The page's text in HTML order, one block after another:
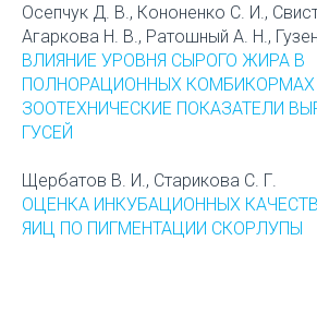
Осепчук Д. В., Кононенко С. И.,
Агаркова Н. В., Ратошный А. Н.,
ВЛИЯНИЕ УРОВНЯ СЫРОГО ЖИРА В
ПОЛНОРАЦИОННЫХ КОМБИКОРМАХ
ЗООТЕХНИЧЕСКИЕ ПОКАЗАТЕЛИ
ГУСЕЙ
Щербатов В. И., Старикова С. Г.
ОЦЕНКА ИНКУБАЦИОННЫХ
ЯИЦ ПО ПИГМЕНТАЦИИ СКОРЛУПЫ